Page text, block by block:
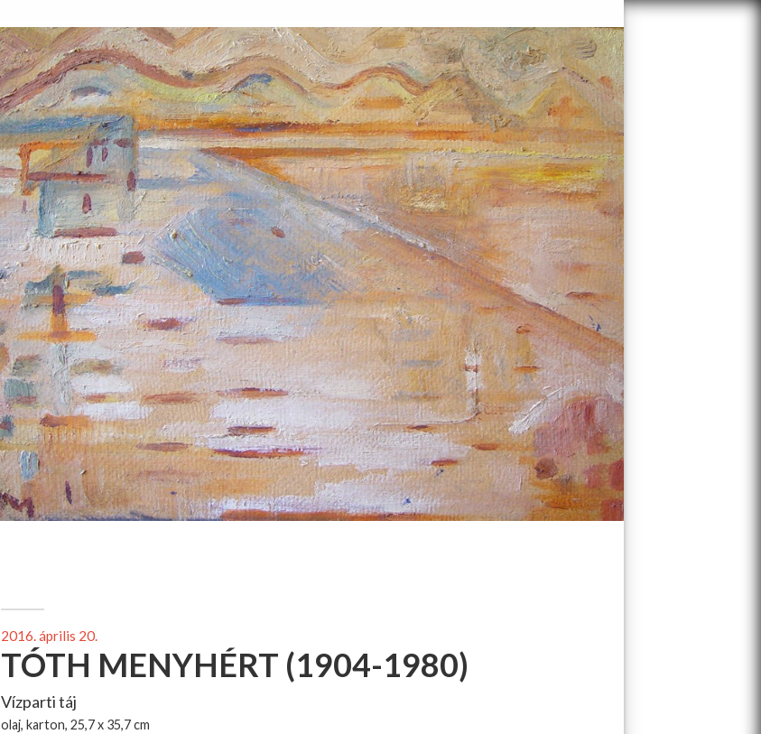
2016. április 20.
TÓTH MENYHÉRT (1904-1980)
Vízparti táj
olaj, karton, 25,7 x 35,7 cm